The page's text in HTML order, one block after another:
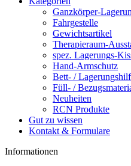
Ganzkörper-
Fahrgestelle
Gewichtsartikel
Therapieraum-
spez. Lagerungs-
Hand-Armschutz
Bett- /
Füll- /
Neuheiten
RCN Produkte
Gut zu wissen
Kontakt & Formulare
Informationen